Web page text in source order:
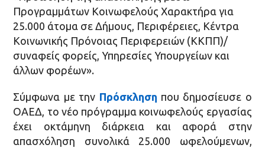
Προγραμμάτων Κοινωφελούς Χαρακτήρα για
25.000 άτομα σε Δήμους, Περιφέρειες, Κέντρα
Κοινωνικής Πρόνοιας Περιφερειών (ΚΚΠΠ)/
συναφείς φορείς, Υπηρεσίες Υπουργείων και
άλλων φορέων».
Σύμφωνα με την Πρόσκληση που δημοσίευσε ο
ΟΑΕΔ, το νέο πρόγραμμα κοινωφελούς εργασίας
έχει οκτάμηνη διάρκεια και αφορά στην
απασχόληση συνολικά 25.000 ωφελούμενων,